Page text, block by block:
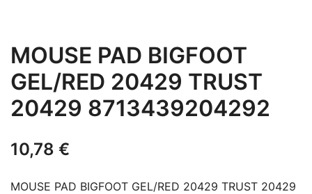
MOUSE PAD BIGFOOT
GEL/RED 20429 TRUST
20429 8713439204292
10,78 €
MOUSE PAD BIGFOOT GEL/RED 20429 TRUST 20429